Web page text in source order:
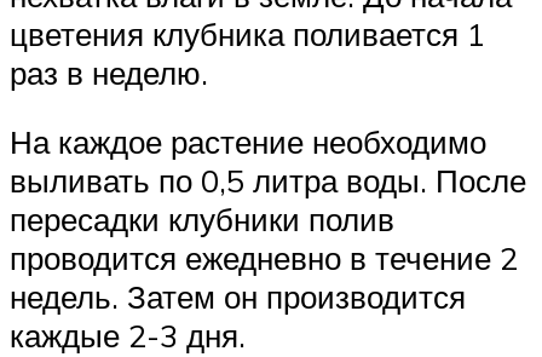
цветения клубника поливается 1
раз в неделю.
На каждое растение необходимо
выливать по 0,5 литра воды. После
пересадки клубники полив
проводится ежедневно в течение 2
недель. Затем он производится
каждые 2-3 дня.